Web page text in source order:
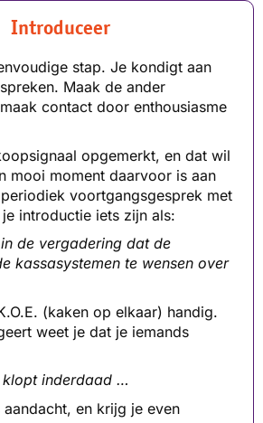
Introduceer
stap. Je kondigt aan
Maak de ander
contact door enthousiasme
opgemerkt, en dat wil
mooi moment daarvoor is aan
voortgangsgesprek met
introductie iets zijn als:
de vergadering dat de
kassasystemen te wensen over
(kaken op elkaar) handig.
weet je dat je iemands
klopt inderdaad …
aandacht, en krijg je even